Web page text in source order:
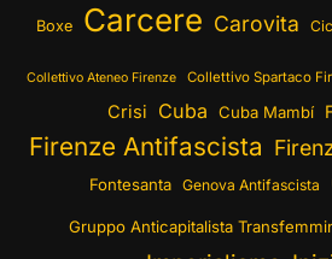
Boxe Carcere Carovita
Collettivo Ateneo Firenze Collettivo Spartaco
Crisi Cuba Cuba Mambí
Firenze Antifascista
Fontesanta Genova Antifascista
Gruppo Anticapitalista